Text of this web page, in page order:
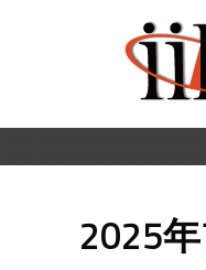
2025